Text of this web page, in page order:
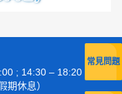
常見問題
; 14:30 – 18:20
期休息）